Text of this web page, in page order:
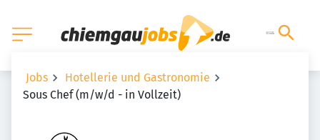
Jobs
Hotellerie und Gastronomie
Sous Chef (m/w/d - in Vollzeit)